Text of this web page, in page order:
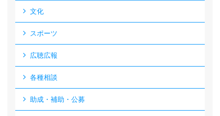
文化
スポーツ
広聴広報
各種相談
助成・補助・公募